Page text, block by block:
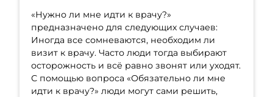
«Нужно ли мне идти к врачу?»
предназначено для следующих случаев:
Иногда все сомневаются, необходим ли
визит к врачу. Часто люди тогда выбирают
осторожность и всё равно звонят или уходят.
С помощью вопроса «Обязательно ли мне
идти к врачу?» люди могут сами решить,